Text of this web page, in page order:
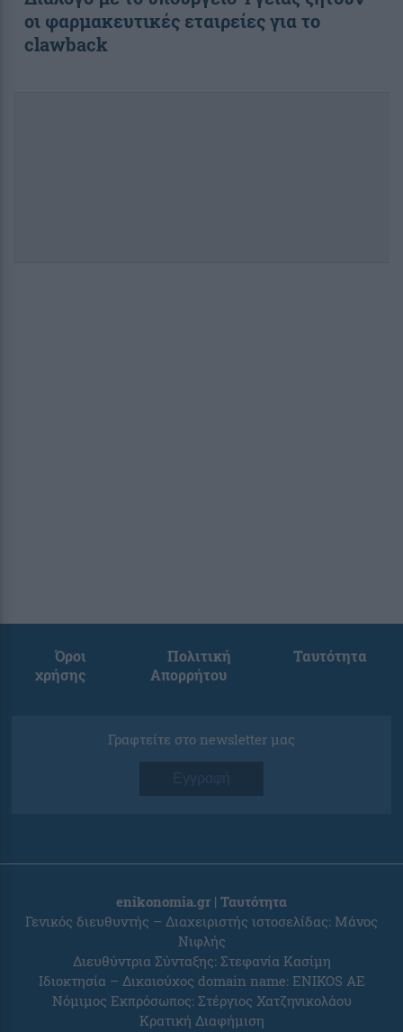
οι φαρμακευτικές εταιρείες για το
clawback
Όροι
χρήσης
Πολιτική
Απορρήτου
Ταυτότητα
Γραφτείτε στο newsletter μας
Εγγραφή
enikonomia.gr | Ταυτότητα
Γενικός διευθυντής – Διαχειριστής ιστοσελίδας: Μάνος
Νιφλής
Διευθύντρια Σύνταξης: Στεφανία Κασίμη
Ιδιοκτησία – Δικαιούχος domain name: ENIKOS AE
Νόμιμος Εκπρόσωπος: Στέργιος Χατζηνικολάου
Κρατική Διαφήμιση